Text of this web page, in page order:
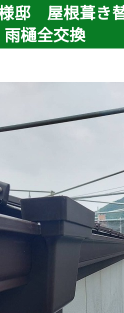
邸 屋根葺き
樋全交換